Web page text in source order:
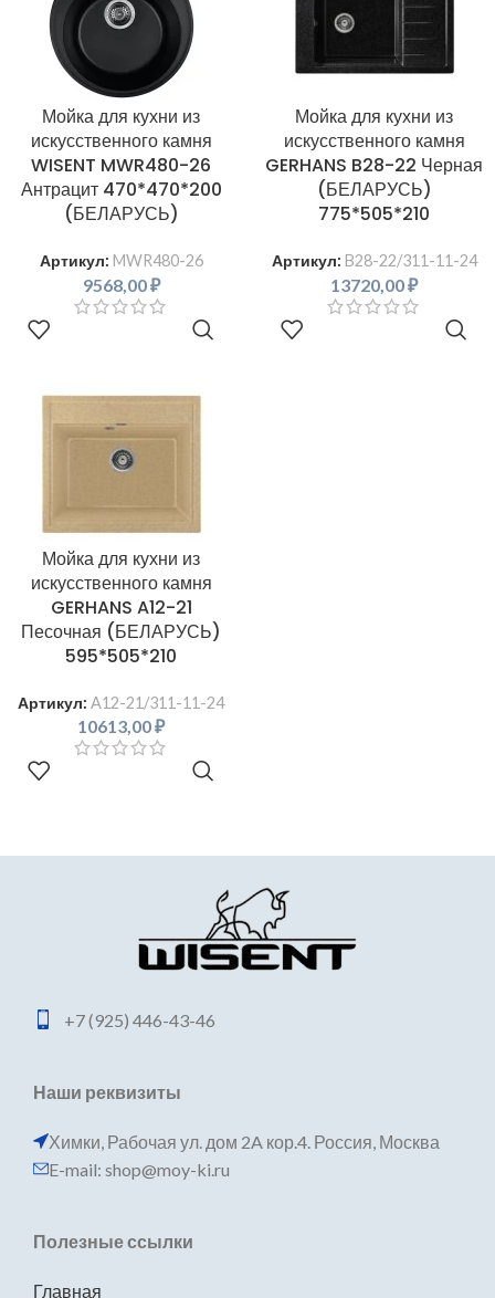
Мойка для кухни из
искусственного камня
WISENT MWR480-26
Антрацит 470*470*200
(БЕЛАРУСЬ)
Артикул: MWR480-26
9568,00₽
Мойка для кухни из
искусственного камня
GERHANS B28-22 Черная
(БЕЛАРУСЬ)
775*505*210
Артикул: B28-22/311-11-24
13720,00₽
Мойка для кухни из
искусственного камня
GERHANS A12-21
Песочная (БЕЛАРУСЬ)
595*505*210
Артикул: A12-21/311-11-24
10613,00₽
+7 (925) 446-43-46
Наши реквизиты
Химки, Рабочая ул. дом 2A кор.4. Россия, Москва
E-mail: shop@moy-ki.ru
Полезные ссылки
Главная